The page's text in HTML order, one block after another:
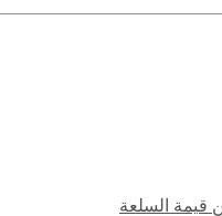
قيمة السلعة